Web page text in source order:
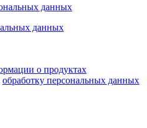
данных
данных
о продуктах
обработку персональных данных